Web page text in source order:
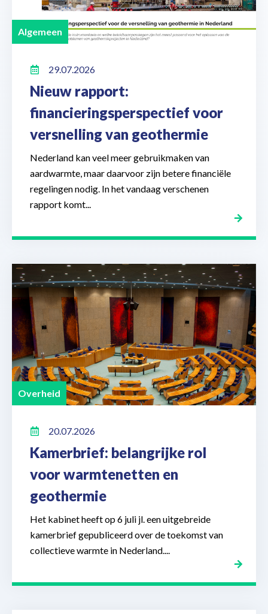
Algemeen
29.07.2026
Nieuw rapport:
financieringsperspectief voor
versnelling van geothermie
Nederland kan veel meer gebruikmaken van
aardwarmte, maar daarvoor zijn betere financiële
regelingen nodig. In het vandaag verschenen
rapport komt...
Overheid
20.07.2026
Kamerbrief: belangrijke rol
voor warmtenetten en
geothermie
Het kabinet heeft op 6 juli jl. een uitgebreide
kamerbrief gepubliceerd over de toekomst van
collectieve warmte in Nederland....